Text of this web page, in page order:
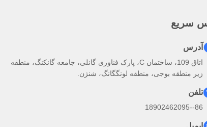
سریع
آدرس
اتاق 109، ساختمان C، پارک فناوری گانلی، جامعه گانکنگ، منطقه
زیر منطقه بوجی، منطقه لونگگانگ، شنژن.
تلفن
86--18902462095